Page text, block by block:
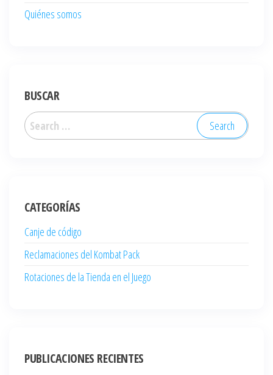
Quiénes somos
BUSCAR
Search
for:
CATEGORÍAS
Canje de código
Reclamaciones del Kombat Pack
Rotaciones de la Tienda en el Juego
PUBLICACIONES RECIENTES